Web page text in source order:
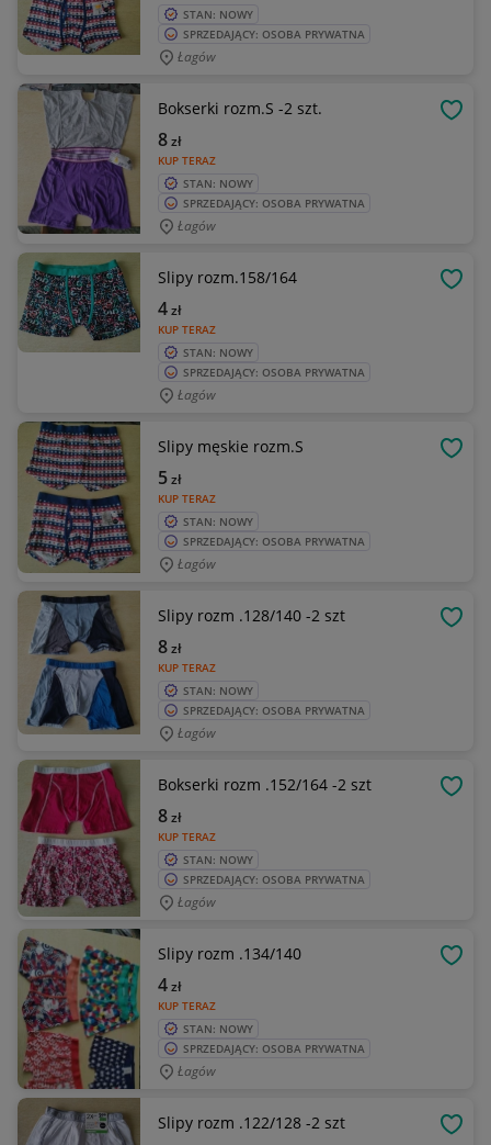
STAN: NOWY
SPRZEDAJĄCY: OSOBA PRYWATNA
Łagów
Bokserki rozm.S -2 szt.
KUP TERAZ
8zł
STAN: NOWY
SPRZEDAJĄCY: OSOBA PRYWATNA
Łagów
Slipy rozm.158/164
KUP TERAZ
4zł
STAN: NOWY
SPRZEDAJĄCY: OSOBA PRYWATNA
Łagów
Slipy męskie rozm.S
KUP TERAZ
5zł
STAN: NOWY
SPRZEDAJĄCY: OSOBA PRYWATNA
Łagów
Slipy rozm .128/140 -2 szt
KUP TERAZ
8zł
STAN: NOWY
SPRZEDAJĄCY: OSOBA PRYWATNA
Łagów
Bokserki rozm .152/164 -2 szt
KUP TERAZ
8zł
STAN: NOWY
SPRZEDAJĄCY: OSOBA PRYWATNA
Łagów
Slipy rozm .134/140
KUP TERAZ
4zł
STAN: NOWY
SPRZEDAJĄCY: OSOBA PRYWATNA
Łagów
Slipy rozm .122/128 -2 szt